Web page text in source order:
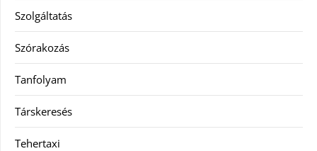
Szolgáltatás
Szórakozás
Tanfolyam
Társkeresés
Tehertaxi